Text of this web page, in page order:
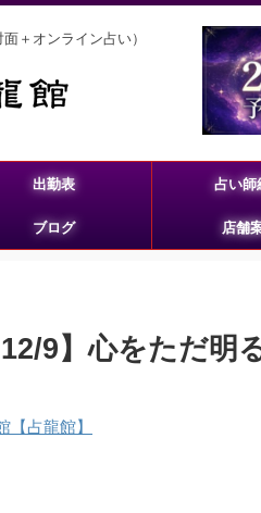
＋オンライン占い）
出勤表 占い師
ブログ 店舗
9】心をただ明
【占龍館】